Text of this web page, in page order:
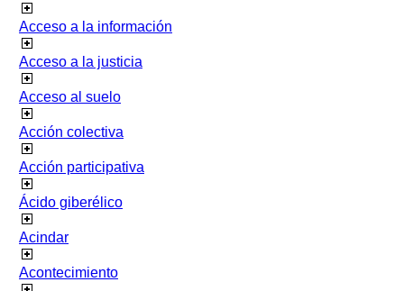
Acceso a la información
Acceso a la justicia
Acceso al suelo
Acción colectiva
Acción participativa
Ácido giberélico
Acindar
Acontecimiento